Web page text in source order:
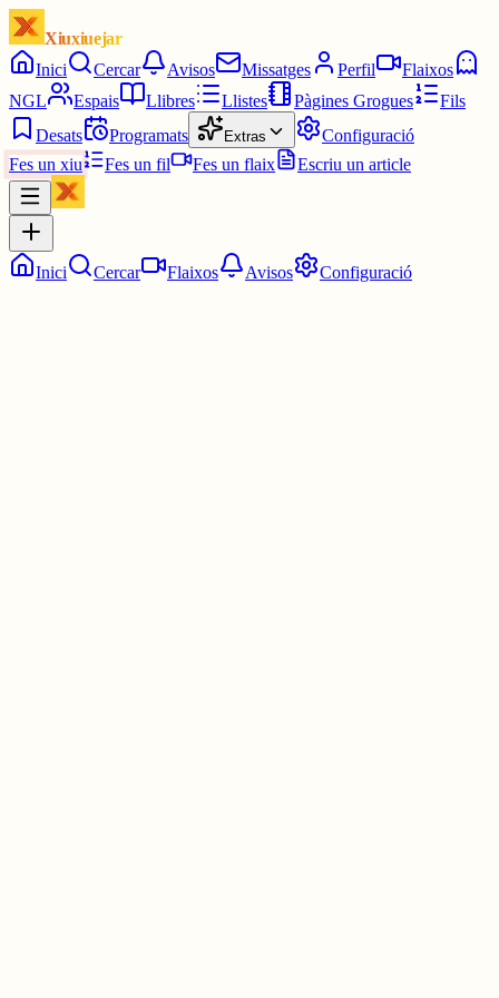
Xiuxiuejar
Inici
Cercar Avisos Missatges Perfil
Flaixos
NGL
Espais Llibres Llistes Pàgines Grogues
Fils
Desats
Programats Extras
Configuració
Fes un xiu
Fes un fil Fes un flaix Escriu un article
Inici Cercar Flaixos Avisos Configuració